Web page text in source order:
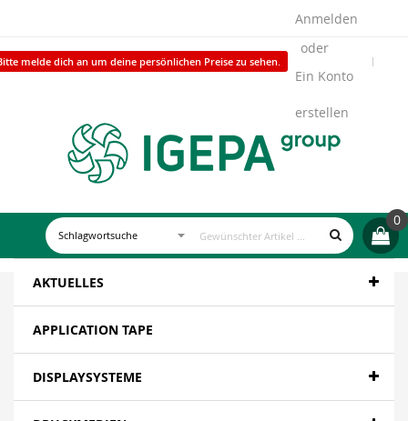
melde dich an um deine persönlichen Preise zu sehen.
Anmelden
Ein Konto
erstellen
0
AKTUELLES
APPLICATION TAPE
DISPLAYSYSTEME